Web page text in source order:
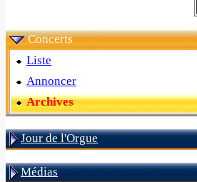
Concerts
Liste
Annoncer
Archives
Jour de l'Orgue
Médias